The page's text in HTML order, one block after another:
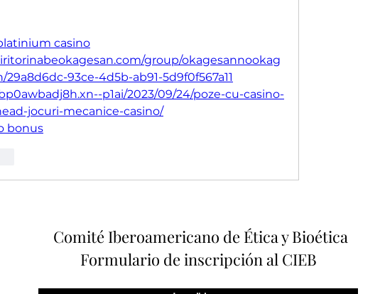
casino
group/okagesannookag
29a8d6dc-93ce-4d5b-ab91-5d9f0f567a11
p1ai/2023/09/24/poze-cu-casino-
jocuri-mecanice-casino/
bonus
Comité Iberoamericano de Ética y Bioética
Formulario de inscripción al CIEB